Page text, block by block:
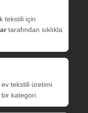
tekstili için
tarafından sıklıkla
tekstili üretimi
kategori.